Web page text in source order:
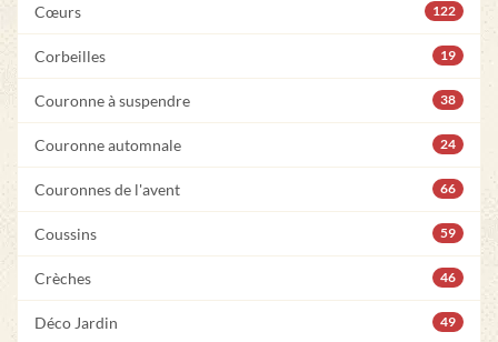
Cœurs 122
Corbeilles 19
Couronne à suspendre 38
Couronne automnale 24
Couronnes de l'avent 66
Coussins 59
Crèches 46
Déco Jardin 49